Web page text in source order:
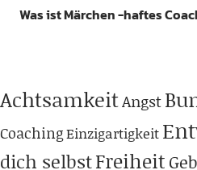
Was ist Märchen -haftes
AchtsamkeitAngst
CoachingEinzigartigkeit
dich selbstFreiheit